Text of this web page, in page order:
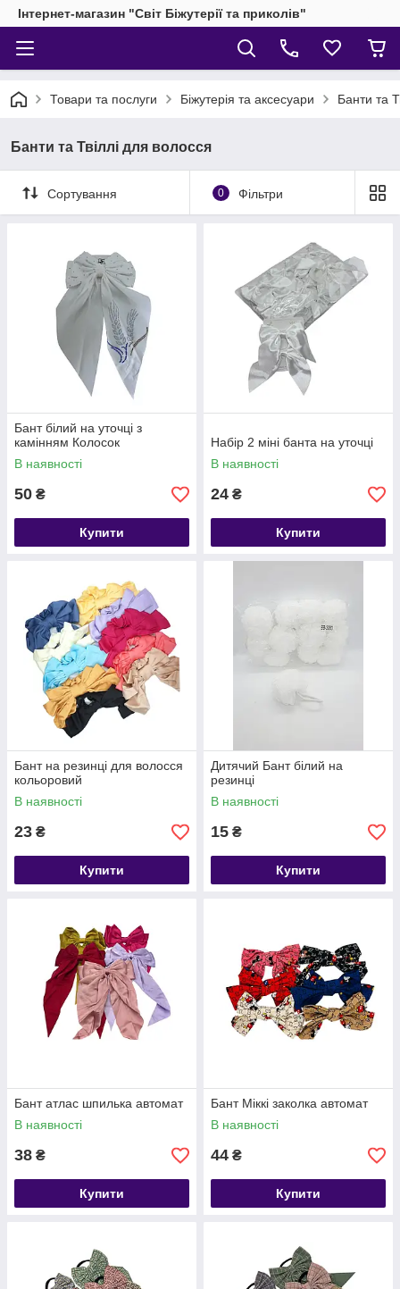
Інтернет-магазин "Світ Біжутерії та приколів"
Товари та послуги Біжутерія та аксесуари Банти та
Банти та Твіллі для волосся
Сортування 0 Фільтри
Бант білий на уточці з
камінням Колосок
В наявності
50 ₴
Купити
Набір 2 міні банта на уточці
В наявності
24 ₴
Купити
Бант на резинці для волосся
кольоровий
В наявності
23 ₴
Купити
Дитячий Бант білий на
резинці
В наявності
15 ₴
Купити
Бант атлас шпилька автомат
В наявності
38 ₴
Купити
Бант Міккі заколка автомат
В наявності
44 ₴
Купити